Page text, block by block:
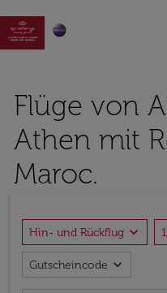

Flüge von
Athen mit
Maroc.
Hin- und Rückflug expand_more
Gutscheincode expand_more